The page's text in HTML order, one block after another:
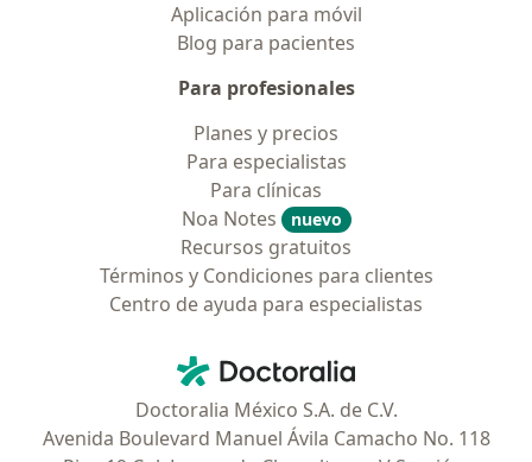
Aplicación para móvil
Blog para pacientes
Para profesionales
Planes y precios
Para especialistas
Para clínicas
Noa Notes
nuevo
Recursos gratuitos
Términos y Condiciones para clientes
Centro de ayuda para especialistas
Doctoralia - Página de inicio
Doctoralia México S.A. de C.V.
Avenida Boulevard Manuel Ávila Camacho No. 118